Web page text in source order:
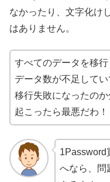
なかったり、文字化け
はありません。
すべてのデータを移
データ数が不足して
移行失敗になったの
起こったら最悪だわ！
1Password
へなら、問